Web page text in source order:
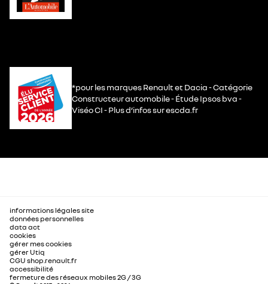
*pour les marques Renault et Dacia - Catégorie
Constructeur automobile - Étude Ipsos bva -
Viséo CI - Plus d’infos sur escda.fr
informations légales site
données personnelles
data act
cookies
gérer mes cookies
gérer Utiq
CGU shop.renault.fr
accessibilité
fermeture des réseaux mobiles 2G / 3G